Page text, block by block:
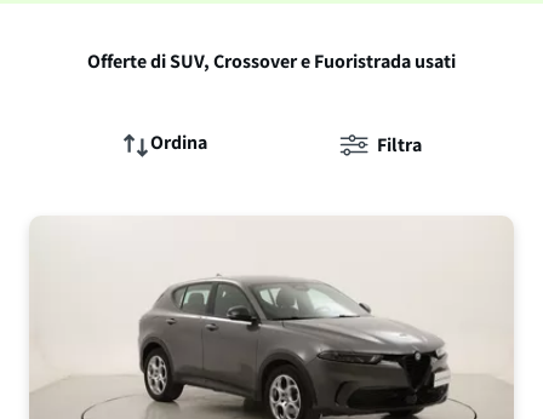
Offerte di SUV, Crossover e Fuoristrada usati
Ordina Filtra